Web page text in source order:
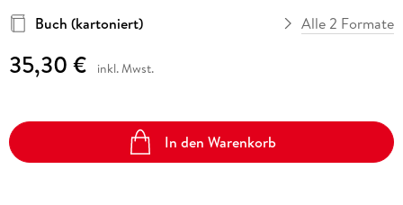
Buch (kartoniert)
Alle 2 Formate
35,30 € inkl. Mwst.
In den Warenkorb